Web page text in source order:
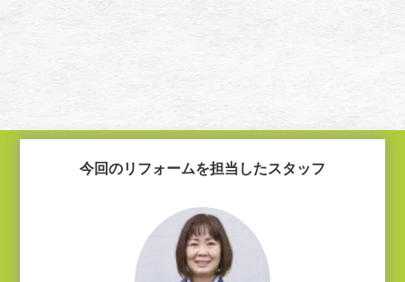
今回のリフォームを担当したスタッフ